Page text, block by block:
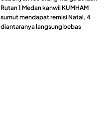
Rutan 1 Medan kanwil KUMHAM
sumut mendapat remisi Natal, 4
diantaranya langsung bebas